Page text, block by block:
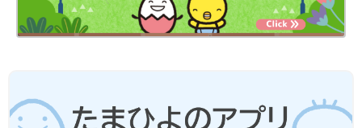
てはと思います。
ちにとってすごくいい教育になっていると思います。